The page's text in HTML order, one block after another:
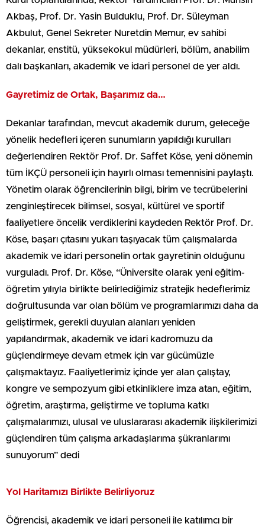
Akbaş, Prof. Dr. Yasin Bulduklu, Prof. Dr. Süleyman
Akbulut, Genel Sekreter Nuretdin Memur, ev sahibi
dekanlar, enstitü, yüksekokul müdürleri, bölüm, anabilim
dalı başkanları, akademik ve idari personel de yer aldı.
Gayretimiz de Ortak, Başarımız da…
Dekanlar tarafından, mevcut akademik durum, geleceğe
yönelik hedefleri içeren sunumların yapıldığı kurulları
değerlendiren Rektör Prof. Dr. Saffet Köse, yeni dönemin
tüm İKÇÜ personeli için hayırlı olması temennisini paylaştı.
Yönetim olarak öğrencilerinin bilgi, birim ve tecrübelerini
zenginleştirecek bilimsel, sosyal, kültürel ve sportif
faaliyetlere öncelik verdiklerini kaydeden Rektör Prof. Dr.
Köse, başarı çıtasını yukarı taşıyacak tüm çalışmalarda
akademik ve idari personelin ortak gayretinin olduğunu
vurguladı. Prof. Dr. Köse, “Üniversite olarak yeni eğitim-
öğretim yılıyla birlikte belirlediğimiz stratejik hedeflerimiz
doğrultusunda var olan bölüm ve programlarımızı daha da
geliştirmek, gerekli duyulan alanları yeniden
yapılandırmak, akademik ve idari kadromuzu da
güçlendirmeye devam etmek için var gücümüzle
çalışmaktayız. Faaliyetlerimiz içinde yer alan çalıştay,
kongre ve sempozyum gibi etkinliklere imza atan, eğitim,
öğretim, araştırma, geliştirme ve topluma katkı
çalışmalarımızı, ulusal ve uluslararası akademik ilişkilerimizi
güçlendiren tüm çalışma arkadaşlarıma şükranlarımı
sunuyorum” dedi
Yol Haritamızı Birlikte Belirliyoruz
Öğrencisi, akademik ve idari personeli ile katılımcı bir